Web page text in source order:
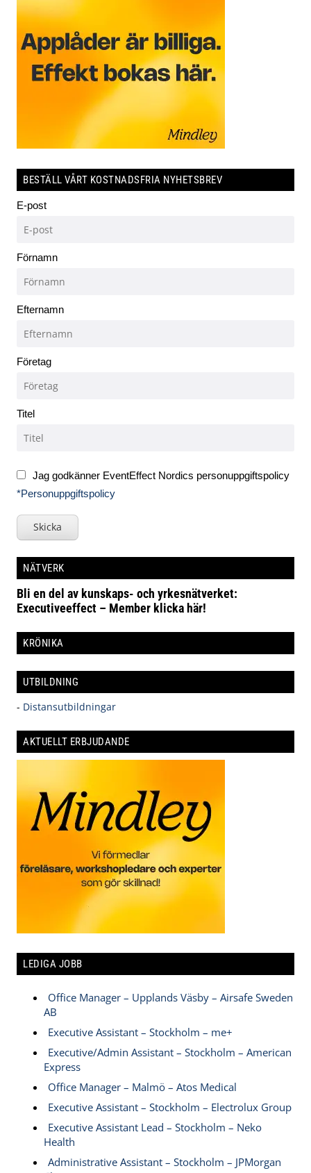
BESTÄLL VÅRT KOSTNADSFRIA NYHETSBREV
E-post
Förnamn
Efternamn
Företag
Titel
Jag godkänner EventEffect Nordics personuppgiftspolicy
*Personuppgiftspolicy
Skicka
NÄTVERK
Bli en del av kunskaps- och yrkesnätverket:
Executiveeffect – Member klicka här!
KRÖNIKA
UTBILDNING
- Distansutbildningar
AKTUELLT ERBJUDANDE
LEDIGA JOBB
Office Manager – Upplands Väsby – Airsafe Sweden
AB
Executive Assistant – Stockholm – me+
Executive/Admin Assistant – Stockholm – American
Express
Office Manager – Malmö – Atos Medical
Executive Assistant – Stockholm – Electrolux Group
Executive Assistant Lead – Stockholm – Neko
Health
Administrative Assistant – Stockholm – JPMorgan